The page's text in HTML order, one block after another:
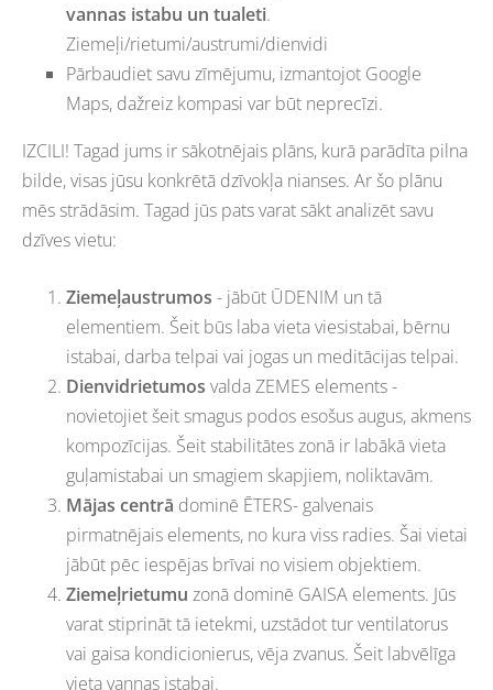
vannas istabu un tualeti.
Ziemeļi/rietumi/austrumi/dienvidi
Pārbaudiet savu zīmējumu, izmantojot Google
Maps, dažreiz kompasi var būt neprecīzi.
IZCILI! Tagad jums ir sākotnējais plāns, kurā parādīta pilna
bilde, visas jūsu konkrētā dzīvokļa nianses. Ar šo plānu
mēs strādāsim. Tagad jūs pats varat sākt analizēt savu
dzīves vietu:
Ziemeļaustrumos - jābūt ŪDENIM un tā
elementiem. Šeit būs laba vieta viesistabai, bērnu
istabai, darba telpai vai jogas un meditācijas telpai.
Dienvidrietumos valda ZEMES elements -
novietojiet šeit smagus podos esošus augus, akmens
kompozīcijas. Šeit stabilitātes zonā ir labākā vieta
guļamistabai un smagiem skapjiem, noliktavām.
Mājas centrā dominē ĒTERS- galvenais
pirmatnējais elements, no kura viss radies. Šai vietai
jābūt pēc iespējas brīvai no visiem objektiem.
Ziemeļrietumu zonā dominē GAISA elements. Jūs
varat stiprināt tā ietekmi, uzstādot tur ventilatorus
vai gaisa kondicionierus, vēja zvanus. Šeit labvēlīga
vieta vannas istabai.